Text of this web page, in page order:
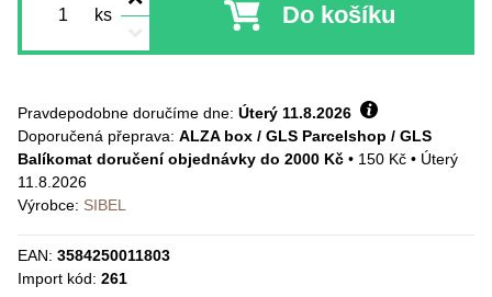
ks Do košíku
Pravdepodobne doručíme dne: Úterý 11.8.2026
ALZA box / GLS Parcelshop / GLS
Balíkomat doručení objednávky do 2000 Kč • 150 Kč • Úterý
11.8.2026
Výrobce: SIBEL
EAN: 3584250011803
Import kód: 261